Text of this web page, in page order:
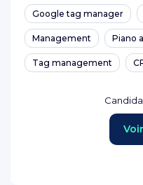
Google tag manager
Management Piano
Tag management